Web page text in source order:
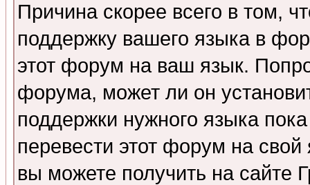
Причина скорее всего в том,
поддержку вашего языка в
этот форум на ваш язык.
форума, может ли он
поддержки нужного языка
перевести этот форум на
вы можете получить на сайте